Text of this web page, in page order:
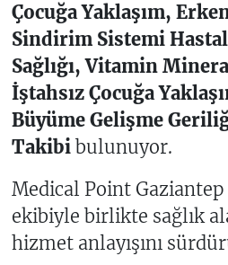
Çocuğa Yaklaşım,
Sindirim Sistemi
Sağlığı, Vitamin
İştahsız Çocuğa
Büyüme Gelişme
Takibi bulunuyor.
Medical Point
ekibiyle birlikte sağlık
hizmet anlayışını